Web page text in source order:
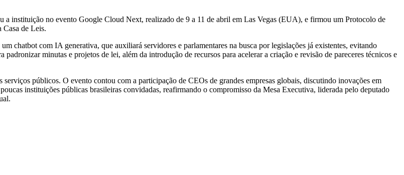
instituição no evento Google Cloud Next, realizado de 9 a 11 de abril em Las Vegas (EUA), e firmou um Protocolo de
de Leis.
chatbot com IA generativa, que auxiliará servidores e parlamentares na busca por legislações já existentes, evitando
minutas e projetos de lei, além da introdução de recursos para acelerar a criação e revisão de pareceres técnicos e
públicos. O evento contou com a participação de CEOs de grandes empresas globais, discutindo inovações em
instituições públicas brasileiras convidadas, reafirmando o compromisso da Mesa Executiva, liderada pelo deputado